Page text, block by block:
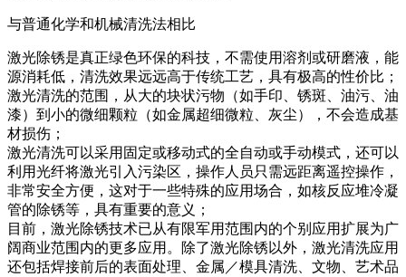
与普通化学和机械清洗法相比
激光除锈是真正绿色环保的科技，不需使用溶剂或研磨液，能
源消耗低，清洗效果远远高于传统工艺，具有极高的性价比；
激光清洗的范围，从大的块状污物（如手印、锈斑、油污、油
漆）到小的微细颗粒（如金属超细微粒、灰尘），不会造成基
材损伤；
激光清洗可以采用固定或移动式的全自动或手动模式，还可以
利用光纤将激光引入污染区，操作人员只需远距离遥控操作，
非常安全方便，这对于一些特殊的应用场合，如核反应堆冷凝
管的除锈等，具有重要的意义；
目前，激光除锈技术已从有限军用范围内的个别应用扩展为广
阔商业范围内的更多应用。除了激光除锈以外，激光清洗应用
还包括焊接前后的表面处理、金属／模具清洗、文物、艺术品